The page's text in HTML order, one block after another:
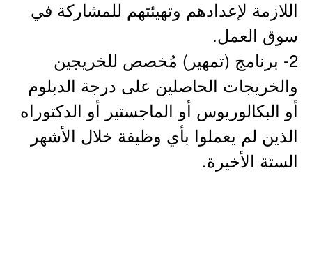
اللازمة لإعدادهم وتهيئتهم للمشاركة في
سوق العمل.
2- برنامج (تمهير) مُخصص للخريجين
والخريجات الحاصلين على درجة الدبلوم
أو البكالوريوس أو الماجستير أو الدكتوراه
الذين لم يعملوا بأي وظيفة خلال الأشهر
الستة الأخيرة.